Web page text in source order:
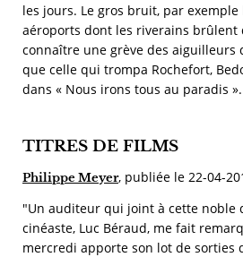
les jours. Le gros bruit, par exemple
aéroports dont les riverains brûlent
connaître une grève des aiguilleurs
que celle qui trompa Rochefort,
dans « Nous irons tous au paradis
TITRES DE FILMS
Philippe Meyer, publiée le 22-04-
"Un auditeur qui joint à cette noble
cinéaste, Luc Béraud, me fait
mercredi apporte son lot de sorties